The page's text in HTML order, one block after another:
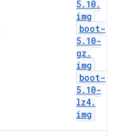
5. 10.
img
boot-
5. 10-
gz .
img
boot-
5. 10-
lz4.
img